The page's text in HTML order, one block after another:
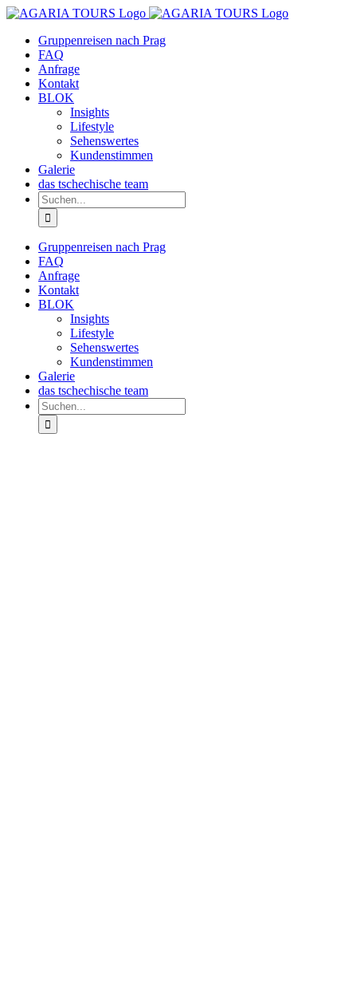
Zum
springenGruppenreisen nach Prag
FAQ
Anfrage
Kontakt
BLOK
Insights
Lifestyle
Sehenswertes
Kundenstimmen
Galerie
das tschechische team
Suche
nach:
Gruppenreisen nach Prag
FAQ
Anfrage
Kontakt
BLOK
Insights
Lifestyle
Sehenswertes
Kundenstimmen
Galerie
das tschechische team
Suche
nach: